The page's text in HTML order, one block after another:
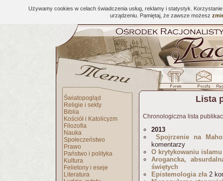
Używamy cookies w celach świadczenia usług, reklamy i statystyk.
urządzeniu. Pamiętaj, że zawsze możesz
Światopogląd
Religie i sekty
Biblia
Kościół i Katolicyzm
Filozofia
Nauka
Społeczeństwo
Prawo
Państwo i polityka
Kultura
Felietony i eseje
Literatura
Lista
Chronologiczna lista
2013
Spojrzenie na
komentarzy
O krytykowaniu
Arogancka,
świętych
Epistemologia zła2